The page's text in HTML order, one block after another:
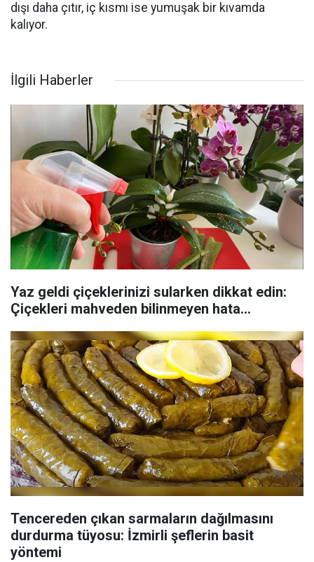
dışı daha çıtır, iç kısmı ise yumuşak bir kıvamda
kalıyor.
İlgili Haberler
Yaz geldi çiçeklerinizi sularken dikkat edin:
Çiçekleri mahveden bilinmeyen hata...
Tencereden çıkan sarmaların dağılmasını
durdurma tüyosu: İzmirli şeflerin basit
yöntemi